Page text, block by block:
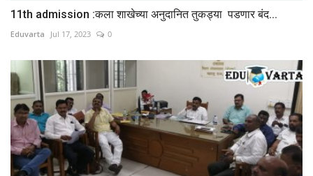
11th admission :कला शाखेच्या अनुदानित तुकड्या पडणार बंद...
Eduvarta Jul 17, 2023 0